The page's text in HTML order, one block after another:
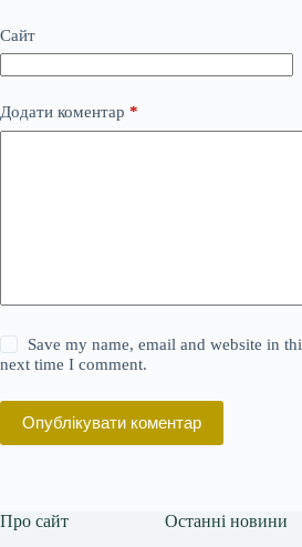
Сайт
Додати коментар *
Save my name, email and website in
next time I comment.
Опублікувати коментар
Про сайт Останні новини